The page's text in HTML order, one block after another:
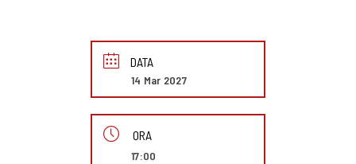
DATA
14 Mar 2027
ORA
17:00